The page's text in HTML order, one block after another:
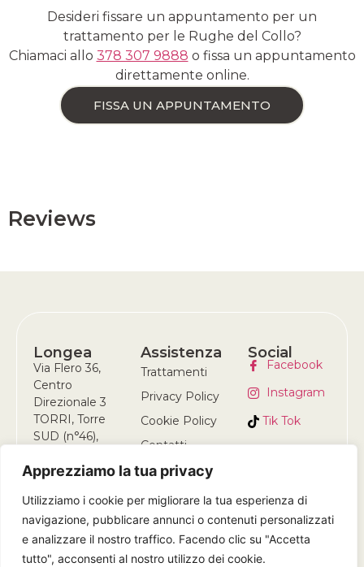
Apprezziamo la tua privacy
Utilizziamo i cookie per migliorare la tua esperienza di
navigazione, pubblicare annunci o contenuti personalizzati
e analizzare il nostro traffico. Facendo clic su "Accetta
tutto", acconsenti al nostro utilizzo dei cookie.
Desideri fissare un appuntamento per un
trattamento per le Rughe del Collo?
Chiamaci allo 378 307 9888 o fissa un appuntamento
direttamente online.
FISSA UN APPUNTAMENTO
Reviews
Longea
Via Flero 36,
Centro
Direzionale 3
TORRI, Torre
SUD (n°46),
(BS)
5679
Assistenza
Trattamenti
Privacy Policy
Cookie Policy
Contatti
Social
Facebook
Instagram
Tik Tok